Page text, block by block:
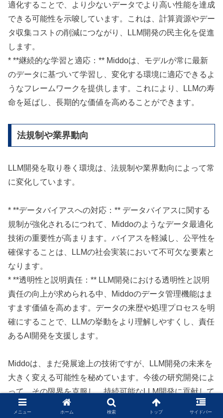
適化することで、より少ないデータでより高い性能を達成
できる可能性を示唆しています。これは、計算資源やデー
タ収集コストの削減につながり、LLM開発の民主化を促進
します。
* **継続的な学習と適応：** Middoは、モデルが常に最新
のデータに基づいて学習し、変化する環境に適応できるよ
うなフレームワークを提供します。これにより、LLMの寿
命を延ばし、長期的な価値を高めることができます。
法規制や業界動向
LLM開発を取り巻く環境は、法規制や業界動向によって常
に変化しています。
* **データバイアスへの対応：** データバイアスに関する
規制が強化されるにつれて、Middoのようなデータ最適化
技術の重要性が高まります。バイアスを軽減し、公平性を
確保することは、LLMの社会実装において不可欠な要素と
なります。
* **透明性と説明責任：** LLM開発における透明性と説明
責任の向上が求められる中、Middoのデータ管理機能はま
すます価値を高めます。データの来歴や処理プロセスを明
確にすることで、LLMの挙動をより理解しやすくし、責任
あるAI開発を支援します。
Middoは、まだ発展途上の技術ですが、LLM開発の未来を
大きく変える可能性を秘めています。今後の研究開発によ
って、その限界を克服し、持続可能なLLM開発に貢献して
いくことが期待されます。
メニュー ホーム 検索 トップ サイドバー